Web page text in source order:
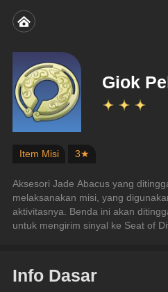
Giok
Item Misi 3★
Aksesori Jade Abacus yang
melaksanakan misi, yang
aktivitasnya. Benda ini akan
untuk mengirim sinyal ke Seat of
Info Dasar